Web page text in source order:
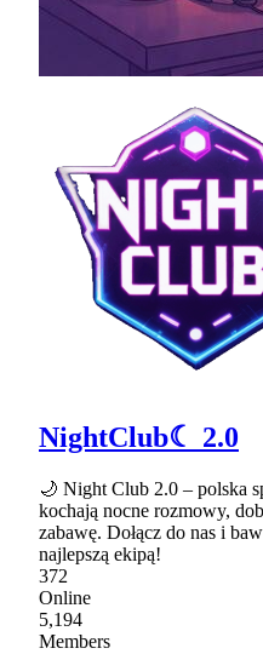
NightClub☾ 2.0
🌙 Night Club 2.0 – polska
kochają nocne rozmowy,
zabawę. Dołącz do nas i
najlepszą ekipą!
372
Online
5,194
Members